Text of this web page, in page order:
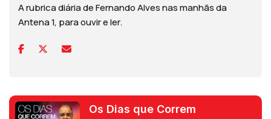
A rubrica diária de Fernando Alves nas manhãs da
Antena 1, para ouvir e ler.
Os Dias que Correm